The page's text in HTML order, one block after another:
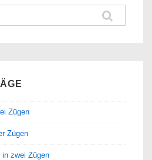
Zügen
Zügen
zwei Zügen